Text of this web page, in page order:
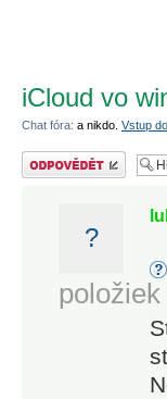
iCloud vo
Chat fóra: a nikdo. Vstup
Odeslat odpověď
?
položiek